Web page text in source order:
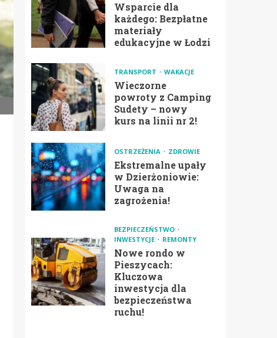
Wsparcie dla
każdego: Bezpłatne
materiały
edukacyjne w Łodzi
TRANSPORT WAKACJE
Wieczorne
powroty z Camping
Sudety – nowy
kurs na linii nr 2!
OSTRZEŻENIA ZDROWIE
Ekstremalne upały
w Dzierżoniowie:
Uwaga na
zagrożenia!
BEZPIECZEŃSTWO
INWESTYCJE
REMONTY
Nowe rondo w
Pieszycach:
Kluczowa
inwestycja dla
bezpieczeństwa
ruchu!